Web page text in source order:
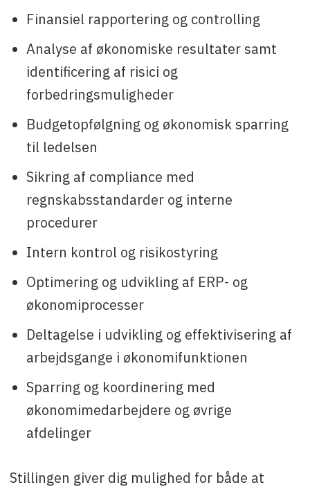
Finansiel rapportering og controlling
Analyse af økonomiske resultater samt
identificering af risici og
forbedringsmuligheder
Budgetopfølgning og økonomisk sparring
til ledelsen
Sikring af compliance med
regnskabsstandarder og interne
procedurer
Intern kontrol og risikostyring
Optimering og udvikling af ERP- og
økonomiprocesser
Deltagelse i udvikling og effektivisering af
arbejdsgange i økonomifunktionen
Sparring og koordinering med
økonomimedarbejdere og øvrige
afdelinger
Stillingen giver dig mulighed for både at